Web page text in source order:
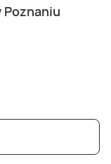
Poznaniu